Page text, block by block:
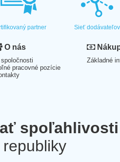
partner Sieť dodávateľov
O nás
pracovné pozície
Základné
spoľahlivosti